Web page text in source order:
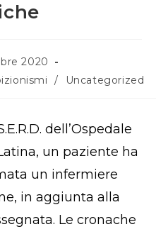
2020
/ Uncategorized
dell’Ospedale
un paziente ha
un infermiere
in aggiunta alla
Le cronache